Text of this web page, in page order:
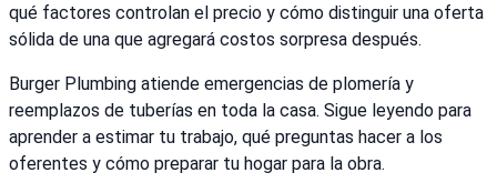
qué factores controlan el precio y cómo distinguir una oferta
sólida de una que agregará costos sorpresa después.
Burger Plumbing atiende emergencias de plomería y
reemplazos de tuberías en toda la casa. Sigue leyendo para
aprender a estimar tu trabajo, qué preguntas hacer a los
oferentes y cómo preparar tu hogar para la obra.